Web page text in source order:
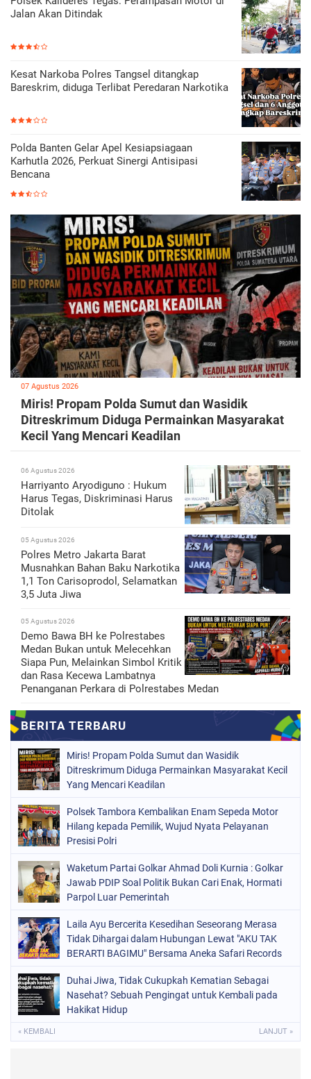
Jalan Akan Ditindak
Kesat Narkoba Polres Tangsel ditangkap
Bareskrim, diduga Terlibat Peredaran Narkotika
Polda Banten Gelar Apel Kesiapsiagaan
Karhutla 2026, Perkuat Sinergi Antisipasi
Bencana
07 Agustus 2026
Miris! Propam Polda Sumut dan Wasidik
Ditreskrimum Diduga Permainkan Masyarakat
Kecil Yang Mencari Keadilan
06 Agustus 2026
Harriyanto Aryodiguno : Hukum
Harus Tegas, Diskriminasi Harus
Ditolak
05 Agustus 2026
Polres Metro Jakarta Barat
Musnahkan Bahan Baku Narkotika
1,1 Ton Carisoprodol, Selamatkan
3,5 Juta Jiwa
05 Agustus 2026
Demo Bawa BH ke Polrestabes
Medan Bukan untuk Melecehkan
Siapa Pun, Melainkan Simbol Kritik
dan Rasa Kecewa Lambatnya
Penanganan Perkara di Polrestabes Medan
Miris! Propam Polda Sumut dan Wasidik
Ditreskrimum Diduga Permainkan Masyarakat Kecil
Yang Mencari Keadilan
Polsek Tambora Kembalikan Enam Sepeda Motor
Hilang kepada Pemilik, Wujud Nyata Pelayanan
Presisi Polri
Waketum Partai Golkar Ahmad Doli Kurnia : Golkar
Jawab PDIP Soal Politik Bukan Cari Enak, Hormati
Parpol Luar Pemerintah
Laila Ayu Bercerita Kesedihan Seseorang Merasa
Tidak Dihargai dalam Hubungan Lewat "AKU TAK
BERARTI BAGIMU" Bersama Aneka Safari Records
Duhai Jiwa, Tidak Cukupkah Kematian Sebagai
Nasehat? Sebuah Pengingat untuk Kembali pada
Hakikat Hidup
« KEMBALI LANJUT »